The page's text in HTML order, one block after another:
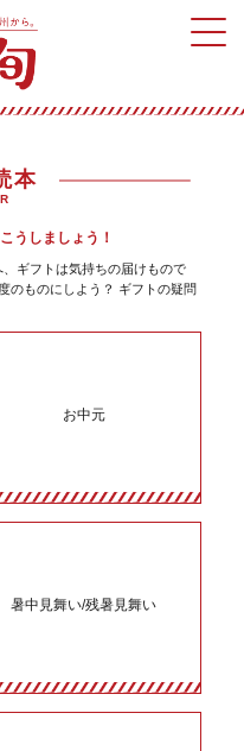
本
うしましょう！
ギフトは気持ちの届けもので
のものにしよう？ ギフトの疑問
お中元
暑中見舞い/残暑見舞い